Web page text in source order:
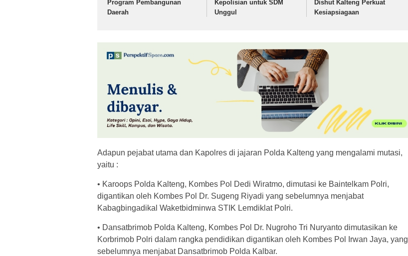
Program Pembangunan
Daerah
Kepolisian untuk SDM
Unggul
Dishut Kalteng Perkuat
Kesiapsiagaan
Adapun pejabat utama dan Kapolres di jajaran Polda Kalteng yang mengalami mutasi,
yaitu :
• Karoops Polda Kalteng, Kombes Pol Dedi Wiratmo, dimutasi ke Baintelkam Polri,
digantikan oleh Kombes Pol Dr. Sugeng Riyadi yang sebelumnya menjabat
Kabagbingadikal Waketbidminwa STIK Lemdiklat Polri.
• Dansatbrimob Polda Kalteng, Kombes Pol Dr. Nugroho Tri Nuryanto dimutasikan ke
Korbrimob Polri dalam rangka pendidikan digantikan oleh Kombes Pol Irwan Jaya, yang
sebelumnya menjabat Dansatbrimob Polda Kalbar.